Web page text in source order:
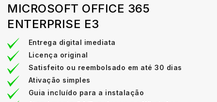
MICROSOFT OFFICE 365
ENTERPRISE E3
Entrega digital imediata
Licença original
Satisfeito ou reembolsado em até 30 dias
Ativação simples
Guia incluído para a instalação